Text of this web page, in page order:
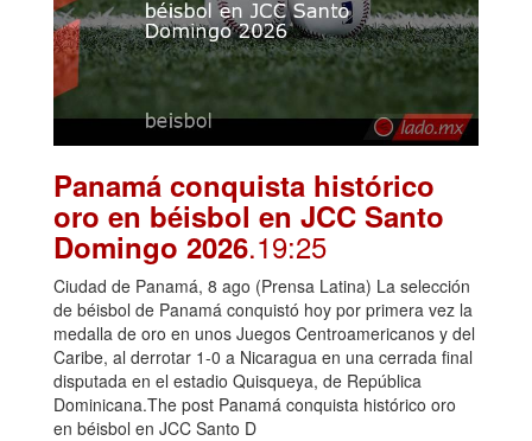
Panamá conquista histórico
oro en béisbol en JCC Santo
Domingo 2026.19:25
Ciudad de Panamá, 8 ago (Prensa Latina) La selección
de béisbol de Panamá conquistó hoy por primera vez la
medalla de oro en unos Juegos Centroamericanos y del
Caribe, al derrotar 1-0 a Nicaragua en una cerrada final
disputada en el estadio Quisqueya, de República
Dominicana.The post Panamá conquista histórico oro
en béisbol en JCC Santo D